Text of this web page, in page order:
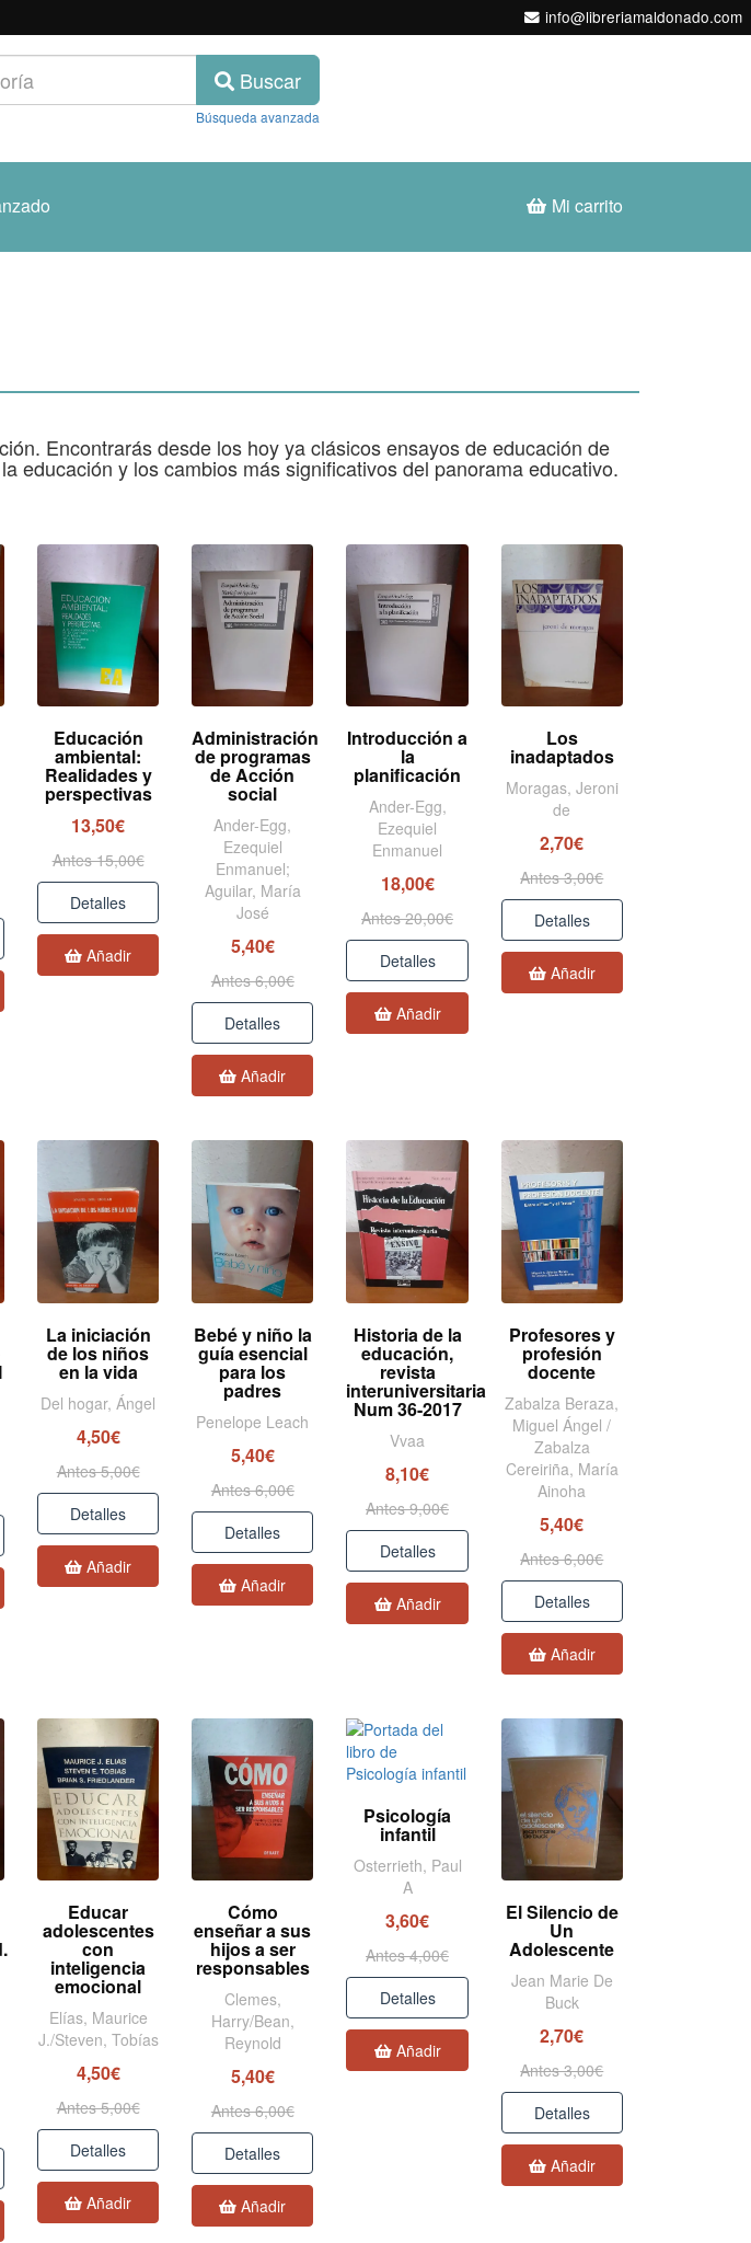
info@libreriamaldonado.com
Buscar
Búsqueda avanzada
Mi carrito
Encontrarás desde los hoy ya clásicos ensayos de educación de
educación y los cambios más significativos del panorama educativo.
Educación
ambiental:
Realidades y
perspectivas
13,50€
Antes 15,00€
Detalles
Añadir
Administración
de programas
de Acción
social
Ander-Egg,
Ezequiel
Enmanuel;
Aguilar, María
José
5,40€
Antes 6,00€
Detalles
Añadir
Introducción a
la
planificación
Ander-Egg,
Ezequiel
Enmanuel
18,00€
Antes 20,00€
Detalles
Añadir
Los
inadaptados
Moragas, Jeroni
de
2,70€
Antes 3,00€
Detalles
Añadir
La iniciación
de los niños
en la vida
Del hogar, Ángel
4,50€
Antes 5,00€
Detalles
Añadir
Bebé y niño la
guía esencial
para los
padres
Penelope Leach
5,40€
Antes 6,00€
Detalles
Añadir
Historia de la
educación,
revista
interuniversitaria
Num 36-2017
Vvaa
8,10€
Antes 9,00€
Detalles
Añadir
Profesores y
profesión
docente
Zabalza Beraza,
Miguel Ángel /
Zabalza
Cereiriña, María
Ainoha
5,40€
Antes 6,00€
Detalles
Añadir
Educar
adolescentes
con
inteligencia
emocional
Elías, Maurice
J./Steven, Tobías
4,50€
Antes 5,00€
Detalles
Añadir
Cómo
enseñar a sus
hijos a ser
responsables
Clemes,
Harry/Bean,
Reynold
5,40€
Antes 6,00€
Detalles
Añadir
Psicología
infantil
Osterrieth, Paul
A
3,60€
Antes 4,00€
Detalles
Añadir
El Silencio de
Un
Adolescente
Jean Marie De
Buck
2,70€
Antes 3,00€
Detalles
Añadir